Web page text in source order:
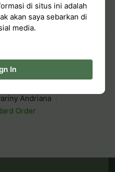
Andriana
Order
di situs ini adalah
akan saya sebarkan di
media.
In